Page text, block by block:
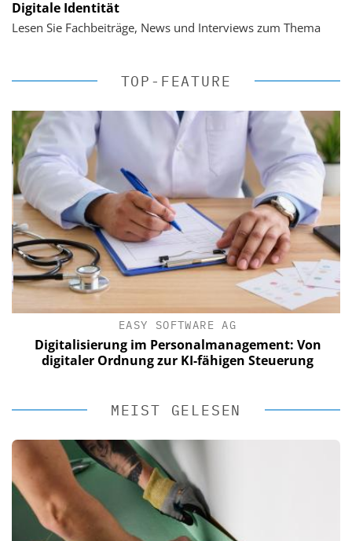
Digitale Identität
Lesen Sie Fachbeiträge, News und Interviews zum Thema
TOP-FEATURE
EASY SOFTWARE AG
Digitalisierung im Personalmanagement: Von
digitaler Ordnung zur KI-fähigen Steuerung
MEIST GELESEN